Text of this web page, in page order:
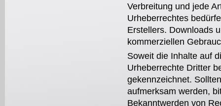
Verbreitung und jede
Urheberrechtes
Erstellers. Downloads
kommerziellen
Soweit die Inhalte auf
Urheberrechte Dritter
gekennzeichnet.
aufmerksam werden,
Bekanntwerden von